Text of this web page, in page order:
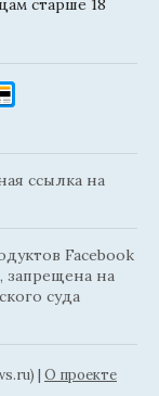
старше 18
ссылка на
Facebook
запрещена на
суда
| О проекте